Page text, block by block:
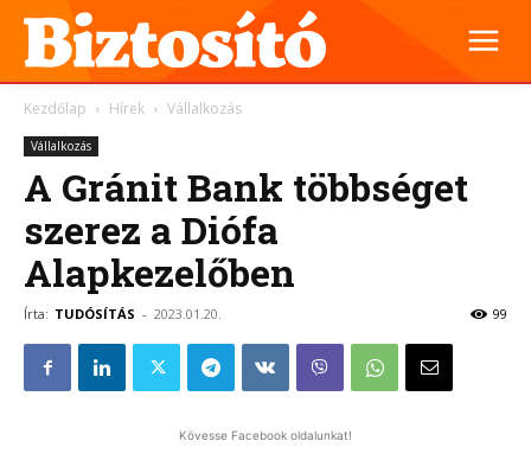
Kezdőlap Hírek Vállalkozás
Vállalkozás
A Gránit Bank többséget
szerez a Diófa
Alapkezelőben
Írta: TUDÓSÍTÁS - 2023.01.20. 99
Kövesse Facebook oldalunkat!